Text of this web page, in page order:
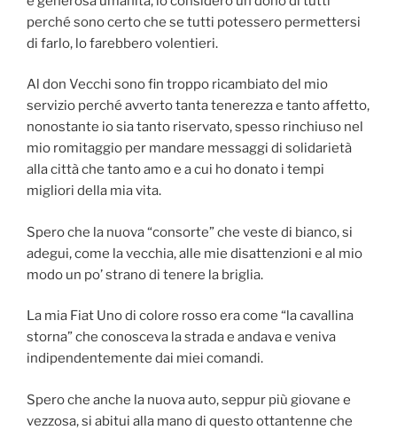
perché sono certo che se tutti potessero permettersi
di farlo, lo farebbero volentieri.
Al don Vecchi sono fin troppo ricambiato del mio
servizio perché avverto tanta tenerezza e tanto affetto,
nonostante io sia tanto riservato, spesso rinchiuso nel
mio romitaggio per mandare messaggi di solidarietà
alla città che tanto amo e a cui ho donato i tempi
migliori della mia vita.
Spero che la nuova “consorte” che veste di bianco, si
adegui, come la vecchia, alle mie disattenzioni e al mio
modo un po’ strano di tenere la briglia.
La mia Fiat Uno di colore rosso era come “la cavallina
storna” che conosceva la strada e andava e veniva
indipendentemente dai miei comandi.
Spero che anche la nuova auto, seppur più giovane e
vezzosa, si abitui alla mano di questo ottantenne che